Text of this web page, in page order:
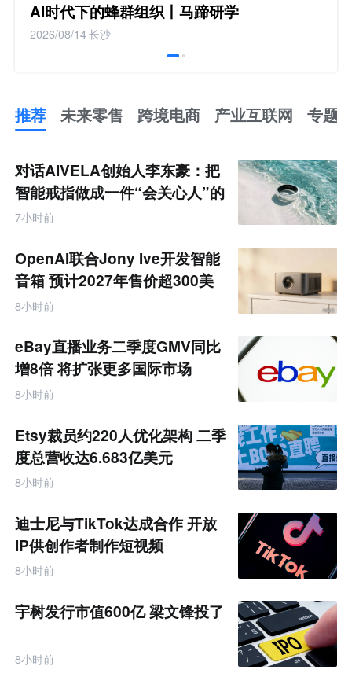
AI时代下的蜂群组织丨马蹄研学
2026/08/14长沙
推荐 未来零售 跨境电商 产业互联网 专题
来
零
售
跨
境
产
业
互
联
网
对话AIVELA创始人李东豪：把
智能戒指做成一件“会关心人”的
饰品
7小时前
OpenAI联合Jony Ive开发智能
音箱 预计2027年售价超300美
元
8小时前
eBay直播业务二季度GMV同比
增8倍 将扩张更多国际市场
8小时前
Etsy裁员约220人优化架构 二季
度总营收达6.683亿美元
8小时前
迪士尼与TikTok达成合作 开放
IP供创作者制作短视频
8小时前
宇树发行市值600亿 梁文锋投了
8小时前